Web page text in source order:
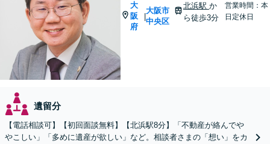
大
阪
府
|
大阪市
中央区
北浜駅 か
ら徒歩3分
営業時間：本
日定休日
遺留分
【電話相談可】【初回面談無料】【北浜駅8分】「不動産が絡んでや
やこしい」「多めに遺産が欲しい」など。相談者さまの「想い」をカ